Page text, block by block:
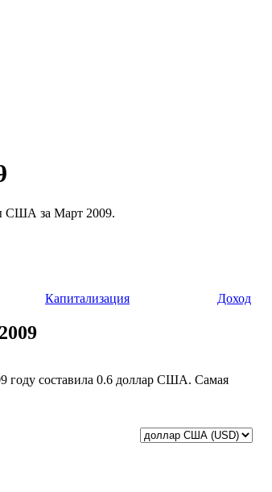
США за Март 2009.
Капитализация Доход
году составила 0.6 доллар США. Самая